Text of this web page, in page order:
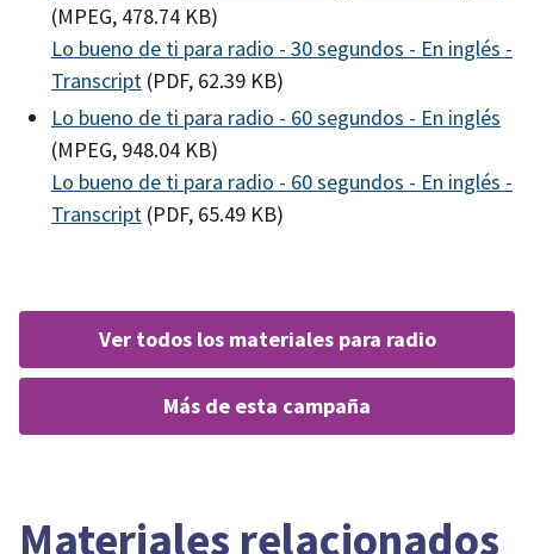
(MPEG, 478.74 KB)
Lo bueno de ti para radio - 30 segundos - En inglés -
Transcript (PDF, 62.39 KB)
Lo bueno de ti para radio - 60 segundos - En inglés
(MPEG, 948.04 KB)
Lo bueno de ti para radio - 60 segundos - En inglés -
Transcript (PDF, 65.49 KB)
ver todos los materiales para radio
más de esta campaña
Materiales relacionados